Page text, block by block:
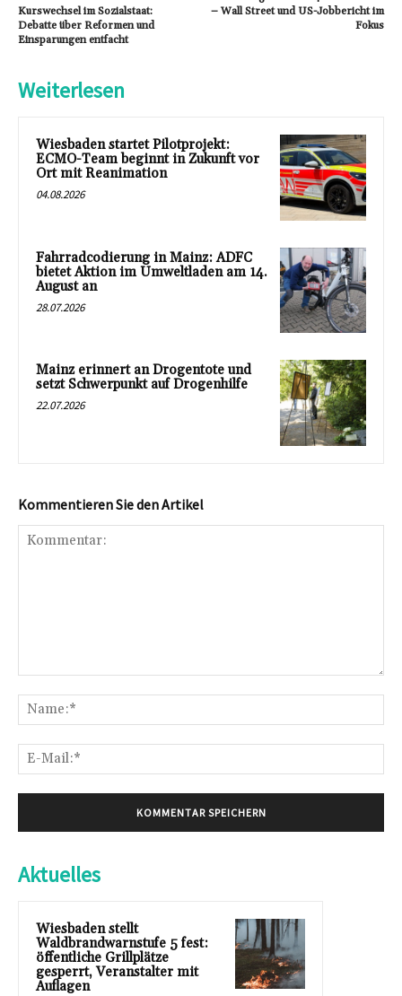
Kurswechsel im Sozialstaat:
Debatte über Reformen und
Einsparungen entfacht
– Wall Street und US-Jobbericht im
Fokus
Weiterlesen
Wiesbaden startet Pilotprojekt:
ECMO-Team beginnt in Zukunft vor
Ort mit Reanimation
04.08.2026
Fahrradcodierung in Mainz: ADFC
bietet Aktion im Umweltladen am 14.
August an
28.07.2026
Mainz erinnert an Drogentote und
setzt Schwerpunkt auf Drogenhilfe
22.07.2026
Kommentieren Sie den Artikel
Aktuelles
Wiesbaden stellt
Waldbrandwarnstufe 5 fest:
öffentliche Grillplätze
gesperrt, Veranstalter mit
Auflagen